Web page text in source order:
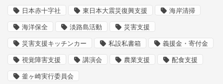
日本赤十字社 東日本大震災復興支援 海岸清掃
海洋保全 淡路島活動 災害支援
災害支援キッチンカー 私設私書箱 義援金・寄付金
視覚障害支援 講演会 農業支援 配食支援
釜ヶ崎実行委員会